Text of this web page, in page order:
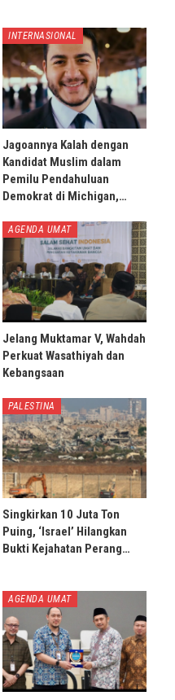
INTERNASIONAL
Jagoannya Kalah dengan
Kandidat Muslim dalam
Pemilu Pendahuluan
Demokrat di Michigan,…
AGENDA UMAT
Jelang Muktamar V, Wahdah
Perkuat Wasathiyah dan
Kebangsaan
PALESTINA
Singkirkan 10 Juta Ton
Puing, ‘Israel’ Hilangkan
Bukti Kejahatan Perang…
AGENDA UMAT